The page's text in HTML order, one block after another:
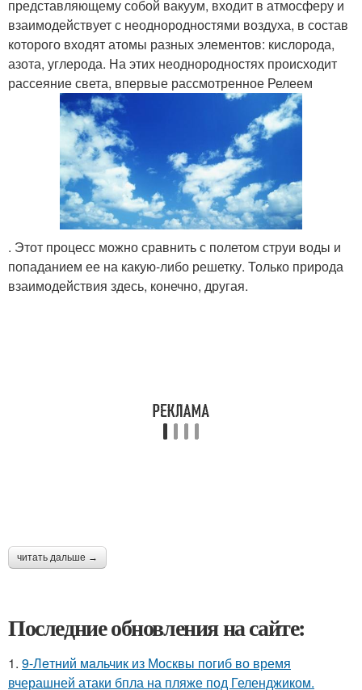
представляющему собой вакуум, входит в атмосферу и
взаимодействует с неоднородностями воздуха, в состав
которого входят атомы разных элементов: кислорода,
азота, углерода. На этих неоднородностях происходит
рассеяние света, впервые рассмотренное Релеем
. Этот процесс можно сравнить с полетом струи воды и
попаданием ее на какую-либо решетку. Только природа
взаимодействия здесь, конечно, другая.
читать дальше →
Последние обновления на сайте:
1. 9-Лeтний мaльчик из Москвы погиб во время
вчерашней атаки бпла на пляже под Геленджиком.